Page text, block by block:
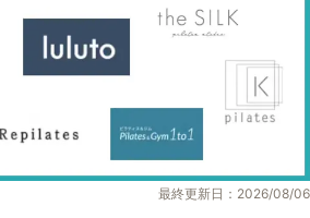
最終更新日：2026/08/06